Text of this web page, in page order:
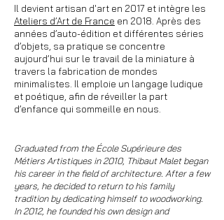
Il devient artisan d'art en 2017 et intègre les
Ateliers d’Art de France en 2018. Après des
années d’auto-édition et différentes séries
d’objets, sa pratique se concentre
aujourd’hui sur le travail de la miniature à
travers la fabrication de mondes
minimalistes. Il emploie un langage ludique
et poétique, afin de réveiller la part
d’enfance qui sommeille en nous.
Graduated from the École Supérieure des
Métiers Artistiques in 2010, Thibaut Malet began
his career in the field of architecture. After a few
years, he decided to return to his family
tradition by dedicating himself to woodworking.
In 2012, he founded his own design and